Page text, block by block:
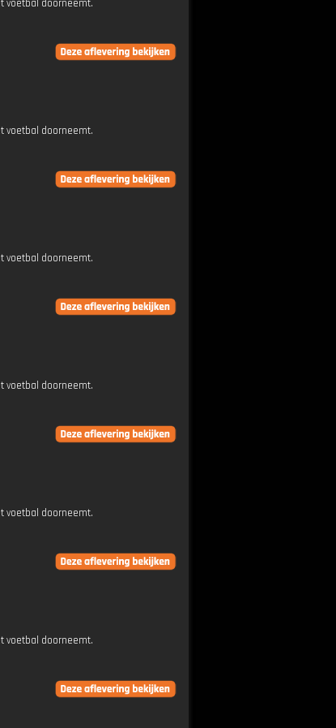
voetbal doorneemt.
voetbal doorneemt.
voetbal doorneemt.
voetbal doorneemt.
voetbal doorneemt.
voetbal doorneemt.